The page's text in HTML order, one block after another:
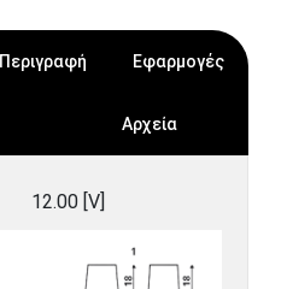
Περιγραφή Εφαρμογές
Αρχεία
12.00 [V]